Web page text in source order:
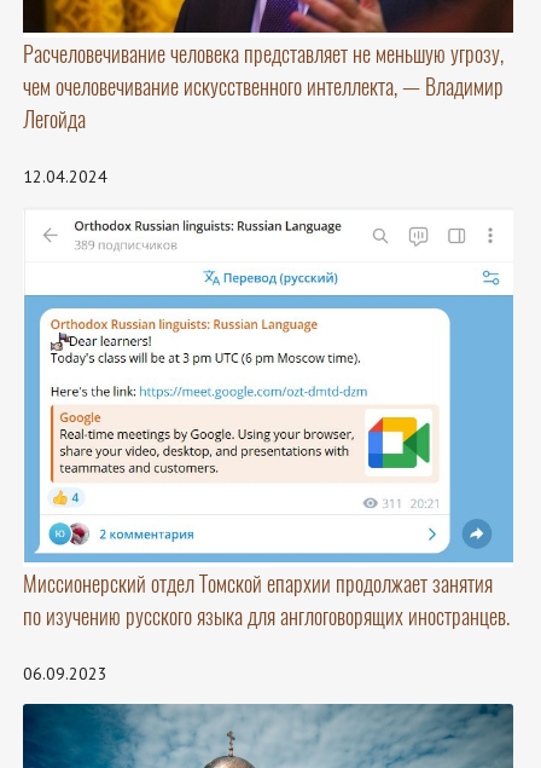
Расчеловечивание человека представляет не меньшую угрозу,
чем очеловечивание искусственного интеллекта, — Владимир
Легойда
12.04.2024
Миссионерский отдел Томской епархии продолжает занятия
по изучению русского языка для англоговорящих иностранцев.
06.09.2023